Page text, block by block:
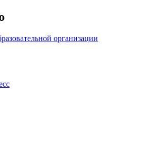
организации